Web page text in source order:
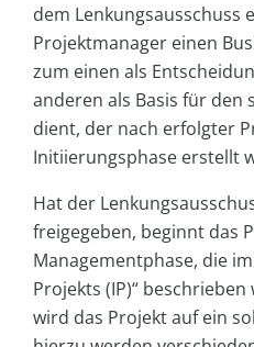
dem Lenkungsausschuss
Projektmanager einen
zum einen als
anderen als Basis für den
dient, der nach erfolgter
Initiierungsphase erstellt
Hat der
freigegeben, beginnt das
Managementphase, die
Projekts (IP)“
wird das Projekt auf ein